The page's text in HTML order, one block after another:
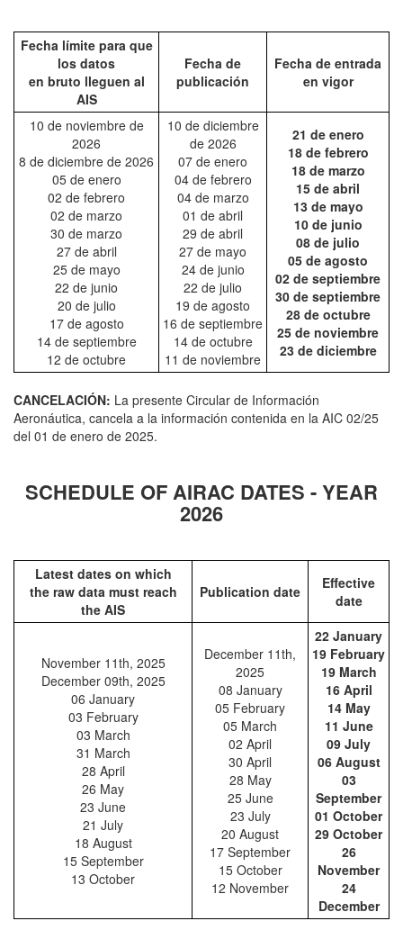
Fecha límite para que
los datos
en bruto lleguen al
AIS
Fecha de
publicación
Fecha de entrada
en vigor
10 de noviembre de
2026
8 de diciembre de 2026
05 de enero
02 de febrero
02 de marzo
30 de marzo
27 de abril
25 de mayo
22 de junio
20 de julio
17 de agosto
14 de septiembre
12 de octubre
10 de diciembre
de 2026
07 de enero
04 de febrero
04 de marzo
01 de abril
29 de abril
27 de mayo
24 de junio
22 de julio
19 de agosto
16 de septiembre
14 de octubre
11 de noviembre
21 de enero
18 de febrero
18 de marzo
15 de abril
13 de mayo
10 de junio
08 de julio
05 de agosto
02 de septiembre
30 de septiembre
28 de octubre
25 de noviembre
23 de diciembre
CANCELACIÓN: La presente Circular de Información
Aeronáutica, cancela a la información contenida en la AIC 02/25
del 01 de enero de 2025.
SCHEDULE OF AIRAC DATES - YEAR
2026
Latest dates on which
the raw data must reach
the AIS
Publication date
Effective
date
November 11th, 2025
December 09th, 2025
06 January
03 February
03 March
31 March
28 April
26 May
23 June
21 July
18 August
15 September
13 October
December 11th,
2025
08 January
05 February
05 March
02 April
30 April
28 May
25 June
23 July
20 August
17 September
15 October
12 November
22 January
19 February
19 March
16 April
14 May
11 June
09 July
06 August
03
September
01 October
29 October
26
November
24
December